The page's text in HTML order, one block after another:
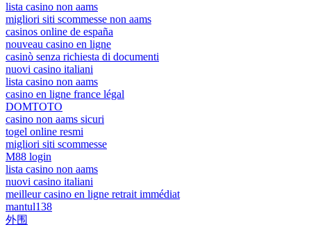
lista casino non aams
migliori siti scommesse non aams
casinos online de españa
nouveau casino en ligne
casinò senza richiesta di documenti
nuovi casino italiani
lista casino non aams
casino en ligne france légal
DOMTOTO
casino non aams sicuri
togel online resmi
migliori siti scommesse
M88 login
lista casino non aams
nuovi casino italiani
meilleur casino en ligne retrait immédiat
mantul138
外围